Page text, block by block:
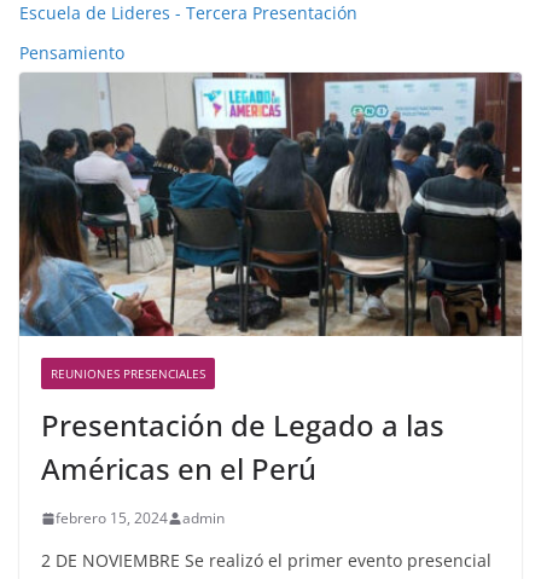
Escuela de Lideres - Tercera Presentación
Pensamiento
REUNIONES PRESENCIALES
Presentación de Legado a las
Américas en el Perú
febrero 15, 2024 admin
2 DE NOVIEMBRE Se realizó el primer evento presencial